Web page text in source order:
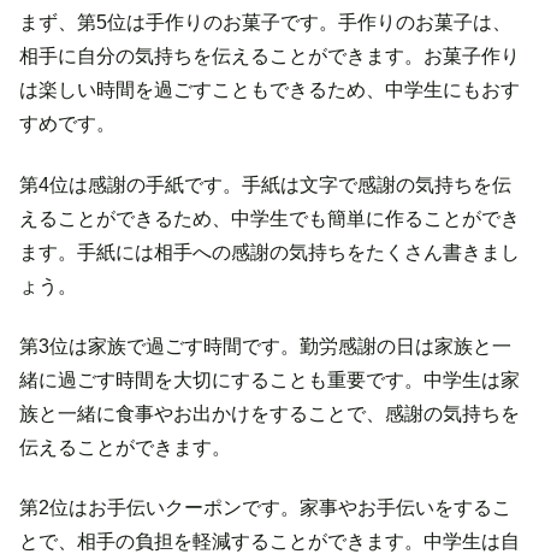
まず、第5位は手作りのお菓子です。手作りのお菓子は、
相手に自分の気持ちを伝えることができます。お菓子作り
は楽しい時間を過ごすこともできるため、中学生にもおす
すめです。
第4位は感謝の手紙です。手紙は文字で感謝の気持ちを伝
えることができるため、中学生でも簡単に作ることができ
ます。手紙には相手への感謝の気持ちをたくさん書きまし
ょう。
第3位は家族で過ごす時間です。勤労感謝の日は家族と一
緒に過ごす時間を大切にすることも重要です。中学生は家
族と一緒に食事やお出かけをすることで、感謝の気持ちを
伝えることができます。
第2位はお手伝いクーポンです。家事やお手伝いをするこ
とで、相手の負担を軽減することができます。中学生は自